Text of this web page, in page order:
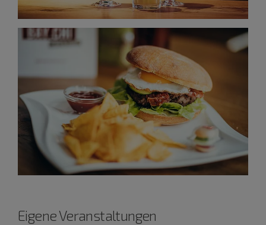
Eigene Veranstaltungen